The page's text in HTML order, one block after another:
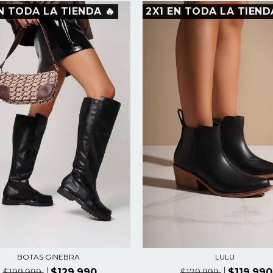
TODA LA TIENDA 🔥
BOTAS GINEBRA
2X1 EN TODA LA
LULU